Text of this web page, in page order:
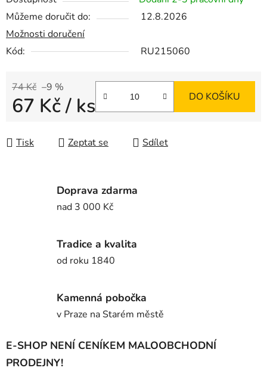
Můžeme doručit do:
12.8.2026
Možnosti doručení
Kód:
RU215060
74 Kč –9 %
67 Kč/ ks DO KOŠÍKU
Tisk Zeptat se Sdílet
Doprava zdarma
nad 3 000 Kč
Tradice a kvalita
od roku 1840
Kamenná pobočka
v Praze na Starém městě
E-SHOP NENÍ CENÍKEM MALOOBCHODNÍ
PRODEJNY!